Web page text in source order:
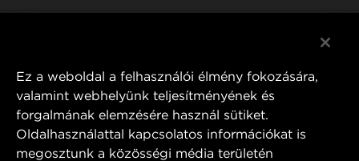
MANN+HUMMEL FT Poland
Ez a weboldal a felhasználói élmény fokozására,
valamint webhelyünk teljesítményének és
forgalmának elemzésére használ sütiket.
Oldalhasználattal kapcsolatos információkat is
megosztunk a közösségi média területén